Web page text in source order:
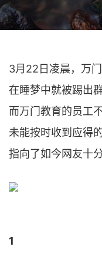
3月22日凌晨，万
在睡梦中就被踢出
而万门教育的员工
未能按时收到应得
指向了如今网友十
1